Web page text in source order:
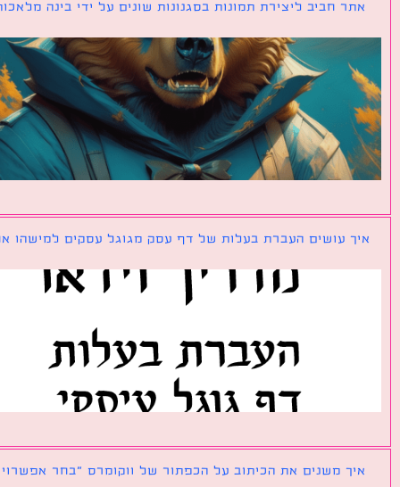
חביב ליצירת תמונות בסגנונות שונים על ידי בינה מלאכותית
עושים העברת בעלות של דף עסק מגוגל עסקים למישהו אחר?
משנים את הכיתוב על הכפתור של ווקומרס ״בחר אפשרויות״